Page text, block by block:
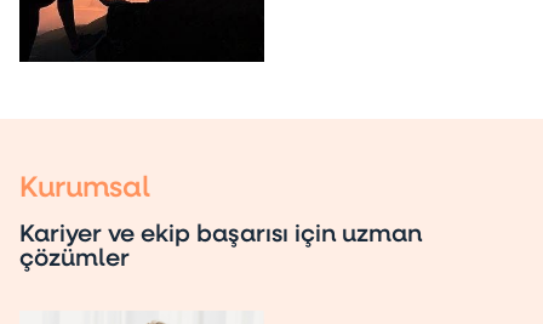
Kurumsal
Kariyer ve ekip başarısı için uzman
çözümler